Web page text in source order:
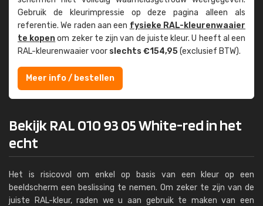
Gebruik de kleur­impressie op deze pagina alleen als
referentie. We raden aan een fysieke RAL-kleuren­waaier
te kopenom zeker te zijn van de juiste kleur. U heeft al een
RAL-kleuren­waaier voor slechts €154,95(exclusief BTW).
Meer info / bestellen
Bekijk RAL 010 93 05 White-red in het
echt
Het is risicovol om enkel op basis van een kleur op een
beeldscherm een beslissing te nemen. Om zeker te zijn van de
juiste RAL-kleur, raden we u aan gebruik te maken van een